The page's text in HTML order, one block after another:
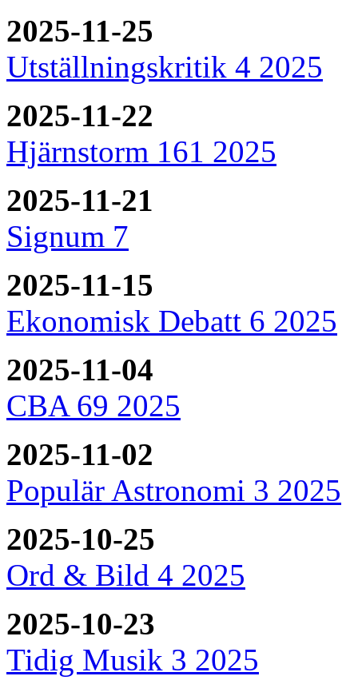
2025-11-25
Utställningskritik 4 2025
2025-11-22
Hjärnstorm 161 2025
2025-11-21
Signum 7
2025-11-15
Ekonomisk Debatt 6 2025
2025-11-04
CBA 69 2025
2025-11-02
Populär Astronomi 3 2025
2025-10-25
Ord & Bild 4 2025
2025-10-23
Tidig Musik 3 2025